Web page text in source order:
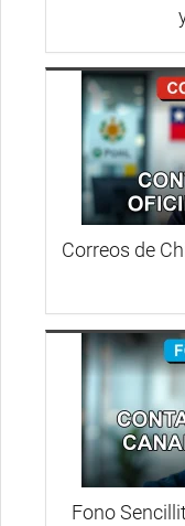
Correos de
Fono